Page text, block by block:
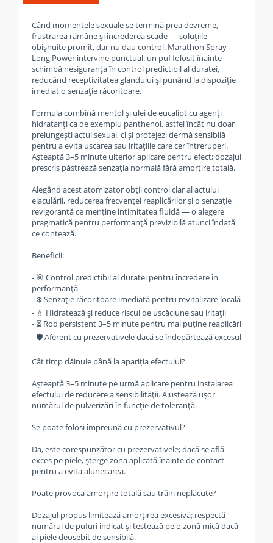
Când momentele sexuale se termină prea devreme,
frustrarea rămâne și încrederea scade — soluțiile
obișnuite promit, dar nu dau control. Marathon Spray
Long Power intervine punctual: un puf folosit înainte
schimbă nesiguranța în control predictibil al duratei,
reducând receptivitatea glandului și punând la dispoziție
imediat o senzație răcoritoare.
Formula combină mentol și ulei de eucalipt cu agenți
hidratanți ca de exemplu panthenol, astfel încât nu doar
prelungești actul sexual, ci și protejezi dermă sensibilă
pentru a evita uscarea sau iritațiile care cer întreruperi.
Așteaptă 3–5 minute ulterior aplicare pentru efect; dozajul
prescris păstrează senzația normală fără amorțire totală.
Alegând acest atomizator obții control clar al actului
ejaculării, reducerea frecvenței reaplicărilor și o senzație
revigorantă ce menține intimitatea fluidă — o alegere
pragmatică pentru performanță previzibilă atunci îndată
ce contează.
Beneficii:
- 🎯 Control predictibil al duratei pentru încredere în
performanță
- ❄️ Senzație răcoritoare imediată pentru revitalizare locală
- 💧 Hidratează și reduce riscul de uscăciune sau iritații
- ⏳ Rod persistent 3–5 minute pentru mai puține reaplicări
- 🛡️ Aferent cu prezervativele dacă se îndepărtează excesul
Cât timp dăinuie până la apariția efectului?
Așteaptă 3–5 minute pe urmă aplicare pentru instalarea
efectului de reducere a sensibilității. Ajustează ușor
numărul de pulverizări în funcție de toleranță.
Se poate folosi împreună cu prezervativul?
Da, este corespunzător cu prezervativele; dacă se află
exces pe piele, șterge zona aplicată înainte de contact
pentru a evita alunecarea.
Poate provoca amorțire totală sau trăiri neplăcute?
Dozajul propus limitează amorțirea excesivă; respectă
numărul de pufuri indicat și testează pe o zonă mică dacă
ai piele deosebit de sensibilă.